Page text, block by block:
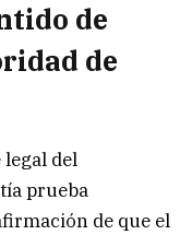
de
de
del
prueba
de que el